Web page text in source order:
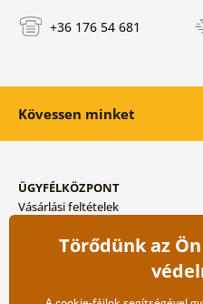
+36 176 54 681
Kövessen minket
ÜGYFÉLKÖZPONT
Vásárlási feltételek
Szállítási és fizetési módok
Törődünk az